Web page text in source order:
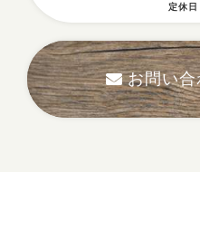
定休日
お問い